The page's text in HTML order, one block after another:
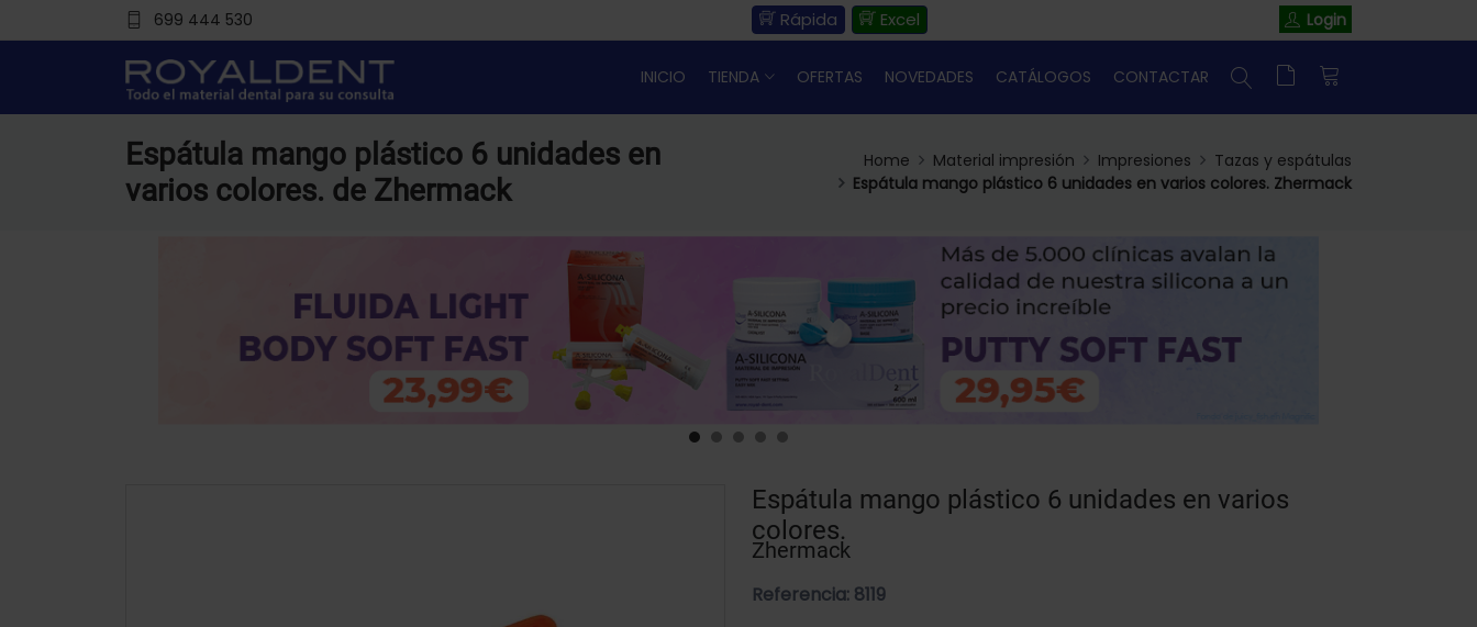
699 444 530 Rápida Excel Login
INICIO TIENDA OFERTAS NOVEDADES CATÁLOGOS CONTACTAR
Espátula mango plástico 6 unidades en
varios colores. de Zhermack
Home Material impresión Impresiones
Tazas y espátulas
Espátula mango plástico 6 unidades en varios colores. Zhermack
Espátula mango plástico 6 unidades en varios
colores.
Zhermack
Referencia: 8119